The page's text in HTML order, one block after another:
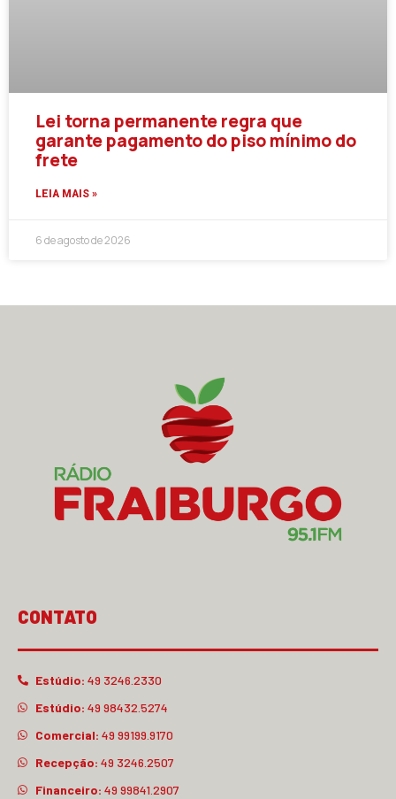
Lei torna permanente regra que
garante pagamento do piso mínimo do
frete
LEIA MAIS »
6 de agosto de 2026
CONTATO
Estúdio: 49 3246.2330
Estúdio: 49 98432.5274
Comercial: 49 99199.9170
Recepção: 49 3246.2507
Financeiro: 49 99841.2907